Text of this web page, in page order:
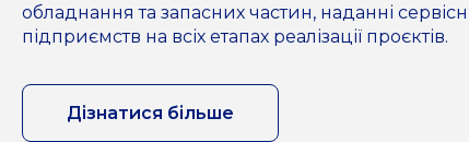
обладнання та запасних частин, наданні
підприємств на всіх етапах реалізації проєктів.
Дізнатися більше